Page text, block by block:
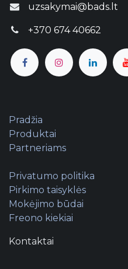
uzsakymai@bads.lt
+370 674 40662
Pradžia
Produktai
Partneriams
Privatumo politika
Pirkimo taisyklės
Mokėjimo būdai
Freono kiekiai
Kontaktai